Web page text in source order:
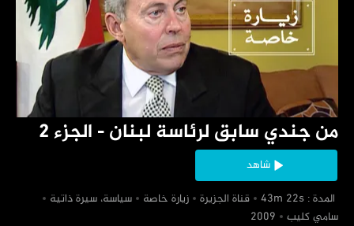
‏من جندي سابق لرئاسة لبنان - الجزء 2
شاهد
‏ المدة : 43m 22s
‏قناة الجزيرة ‏زيارة خاصة
‏سياسة، سيرة ذاتية
‏سامي كليب